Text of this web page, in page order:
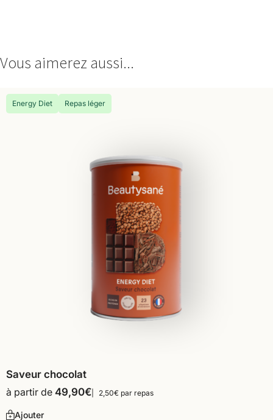
Vous aimerez aussi...
Energy Diet Repas léger
Saveur chocolat
à partir de 49,90€ 2,50€ par repas
Ajouter